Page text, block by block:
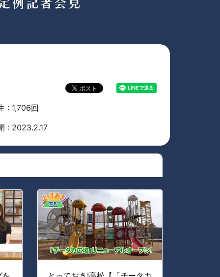
: 1,706回
: 2023.2.17